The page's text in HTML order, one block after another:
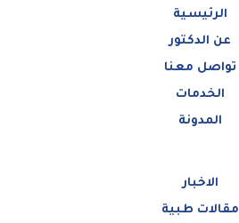
الرئيسية
عن الدكتور
تواصل معنا
الخدمات
المدونة
الاخبار
مقالات طبية